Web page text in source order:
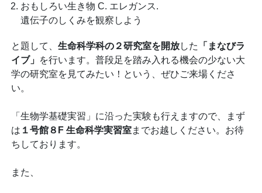
おもしろい生き物 C. エレガンス.
遺伝子のしくみを観察しよう
と題して、 生命科学科の２研究室を開放した
「まなびラ
イブ」 を行います。普段足を踏み入れる機会の少ない大
学の研究室を見てみたい！という、ぜひご来場くださ
い。
「生物学基礎実習」に沿った実験も行えますので、まず
は １号館８F 生命科学実習室までお越しください。お待
ちしております。
また、